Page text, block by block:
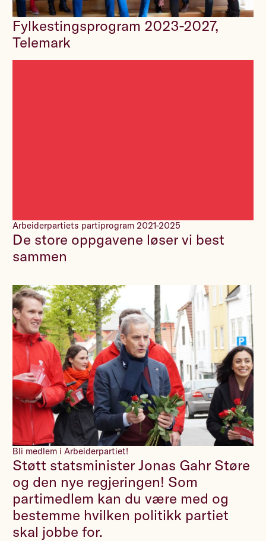
Fylkestingsprogram 2023-2027,
Telemark
Arbeiderpartiets partiprogram 2021-2025
De store oppgavene løser vi best
sammen
Bli medlem i Arbeiderpartiet!
Støtt statsminister Jonas Gahr Støre
og den nye regjeringen! Som
partimedlem kan du være med og
bestemme hvilken politikk partiet
skal jobbe for.